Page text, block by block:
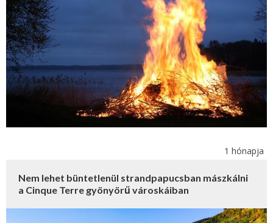
1 hónapja
Nem lehet büntetlenül strandpapucsban mászkálni
a Cinque Terre gyönyörű városkáiban